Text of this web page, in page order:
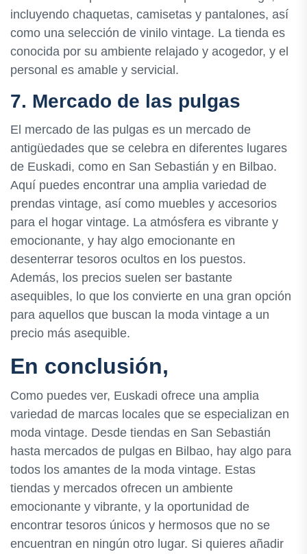
incluyendo chaquetas, camisetas y pantalones, así
como una selección de vinilo vintage. La tienda es
conocida por su ambiente relajado y acogedor, y el
personal es amable y servicial.
7. Mercado de las pulgas
El mercado de las pulgas es un mercado de
antigüedades que se celebra en diferentes lugares
de Euskadi, como en San Sebastián y en Bilbao.
Aquí puedes encontrar una amplia variedad de
prendas vintage, así como muebles y accesorios
para el hogar vintage. La atmósfera es vibrante y
emocionante, y hay algo emocionante en
desenterrar tesoros ocultos en los puestos.
Además, los precios suelen ser bastante
asequibles, lo que los convierte en una gran opción
para aquellos que buscan la moda vintage a un
precio más asequible.
En conclusión,
Como puedes ver, Euskadi ofrece una amplia
variedad de marcas locales que se especializan en
moda vintage. Desde tiendas en San Sebastián
hasta mercados de pulgas en Bilbao, hay algo para
todos los amantes de la moda vintage. Estas
tiendas y mercados ofrecen un ambiente
emocionante y vibrante, y la oportunidad de
encontrar tesoros únicos y hermosos que no se
encuentran en ningún otro lugar. Si quieres añadir